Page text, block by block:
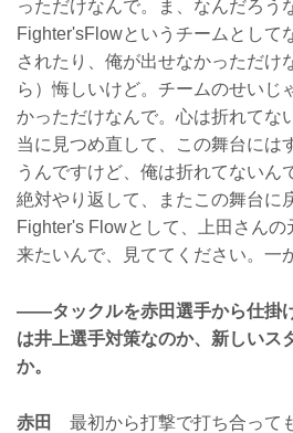
っただけなんで。ま、なんだろう
Fighter'sFlowというチームとして
されたり、俺が出せなかっただけ
ら）悔しいけど。チームのせいじ
かっただけなんで。心は折れてな
当に見つめ直して、この舞台には
うんですけど、俺は折れてないん
絶対やり返して、またこの舞台に
Fighter's Flowとして、上田さんの
来たいんで、見ててください。一
——タックルを赤田選手から仕掛
は井上選手対策なのか、新しいス
か。
赤田
最初から打撃で打ち合って